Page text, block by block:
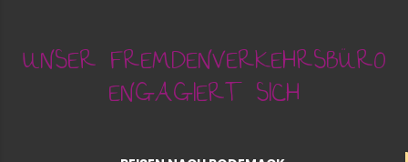
UNSER FREMDENVERKEHRSBÜRO
ENGAGIERT SICH